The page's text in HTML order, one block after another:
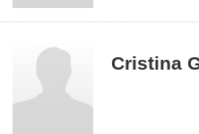
Cristina